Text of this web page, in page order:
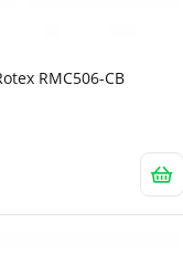
RMC506-CB